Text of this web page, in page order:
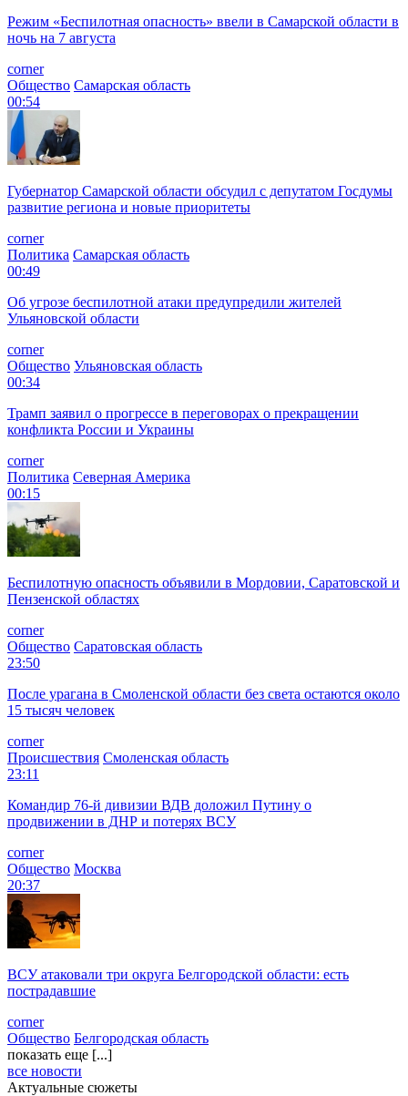
Режим «Беспилотная опасность» ввели в Самарской области в
ночь на 7 августа
corner
Общество Самарская область
00:54
Губернатор Самарской области обсудил с депутатом Госдумы
развитие региона и новые приоритеты
corner
Политика Самарская область
00:49
Об угрозе беспилотной атаки предупредили жителей
Ульяновской области
corner
Общество Ульяновская область
00:34
Трамп заявил о прогрессе в переговорах о прекращении
конфликта России и Украины
corner
Политика Северная Америка
00:15
Беспилотную опасность объявили в Мордовии, Саратовской и
Пензенской областях
corner
Общество Саратовская область
23:50
После урагана в Смоленской области без света остаются около
15 тысяч человек
corner
Происшествия Смоленская область
23:11
Командир 76-й дивизии ВДВ доложил Путину о
продвижении в ДНР и потерях ВСУ
corner
Общество Москва
20:37
ВСУ атаковали три округа Белгородской области: есть
пострадавшие
corner
Общество Белгородская область
показать еще [...]
все новости
Актуальные сюжеты